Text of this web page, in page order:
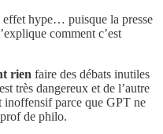
effet hype… puisque la presse
comment c’est
rien faire des débats inutiles
très dangereux et de l’autre
inoffensif parce que GPT ne
de philo.